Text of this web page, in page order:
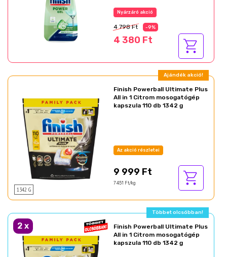
Az akció részletei
4 798 Ft -9%
4 380 Ft
Ajándék akció!
1342 G
Finish Powerball Ultimate Plus
All in 1 Citrom mosogatógép
kapszula 110 db 1342 g
Az akció részletei
9 999 Ft
7 451 Ft/kg
2 x
Finish Powerball Ultimate Plus
All in 1 Citrom mosogatógép
kapszula 110 db 1342 g